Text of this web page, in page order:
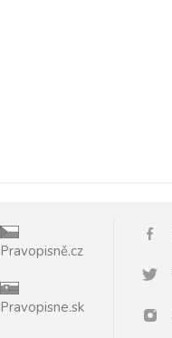
Pravopisně.cz
Pravopisne.sk